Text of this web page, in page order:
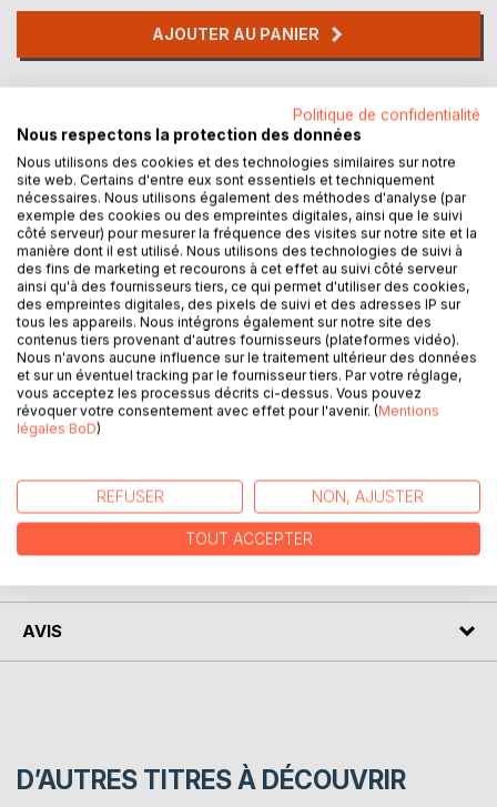
AJOUTER AU PANIER
DESCRIPTION
Dans cette deuxième partie, vous allez découvrir ma vie en
détail, c'est-à-dire de l'enfance à l'âge adulte. Tout en
décrivant tout ce que j'ai traversé comme du harcèlement
ou encore des abus sexuels. Je vous raconte tout de A à
AUTEUR(S)
AVIS
D’AUTRES TITRES À DÉCOUVRIR
Politique de confidentialité
Nous respectons la protection des données
Nous utilisons des cookies et des technologies similaires sur notre
site web. Certains d'entre eux sont essentiels et techniquement
nécessaires. Nous utilisons également des méthodes d'analyse (par
exemple des cookies ou des empreintes digitales, ainsi que le suivi
côté serveur) pour mesurer la fréquence des visites sur notre site et la
manière dont il est utilisé. Nous utilisons des technologies de suivi à
des fins de marketing et recourons à cet effet au suivi côté serveur
ainsi qu'à des fournisseurs tiers, ce qui permet d'utiliser des cookies,
des empreintes digitales, des pixels de suivi et des adresses IP sur
tous les appareils. Nous intégrons également sur notre site des
contenus tiers provenant d'autres fournisseurs (plateformes vidéo).
Nous n'avons aucune influence sur le traitement ultérieur des données
et sur un éventuel tracking par le fournisseur tiers. Par votre réglage,
vous acceptez les processus décrits ci-dessus. Vous pouvez
révoquer votre consentement avec effet pour l'avenir. (Mentions
légales BoD)
REFUSER NON, AJUSTER
TOUT ACCEPTER